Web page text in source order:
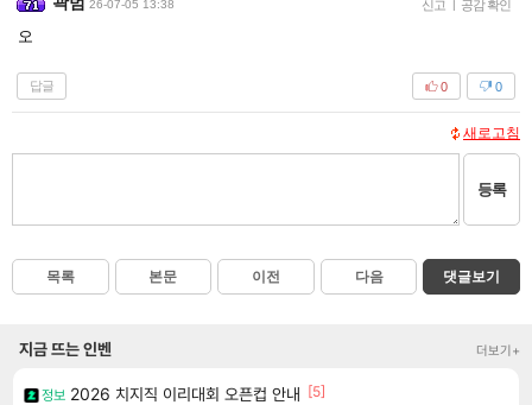
26-07-05 13:38 신고 | 공감 확인
오
답글 0
0
새로고침
등록
목록 본문 이전 다음 댓글보기
지금 뜨는 인벤 더보기+
정보 2026 치지직 이리대회 오픈컵 안내 [5]